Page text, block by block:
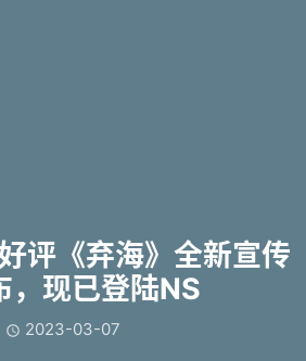
评《弃海》全新宣传
，现已登陆NS
 2023-03-07